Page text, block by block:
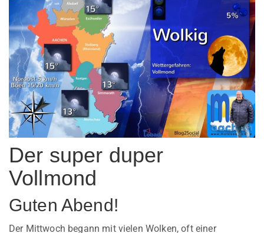
Der super duper
Vollmond
Guten Abend!
Der Mittwoch begann mit vielen Wolken, oft einer